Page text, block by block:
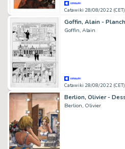
Catawiki 28/08/2022 (CET)
Goffin, Alain
Catawiki 28/08/2022 (CET)
Berlion, Olivier